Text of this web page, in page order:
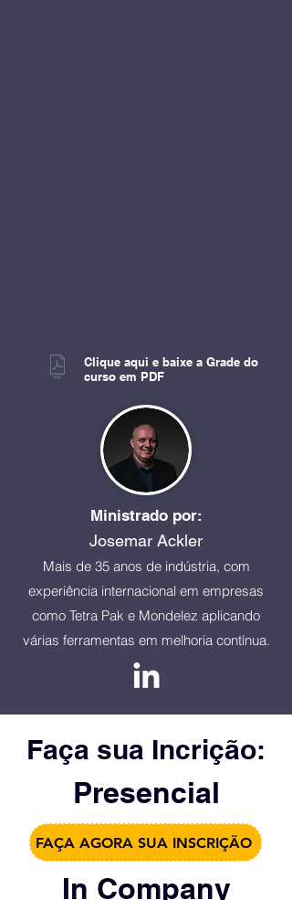
Clique aqui e baixe a Grade do
curso em PDF
Ministrado por:
Josemar Ackler
Mais de 35 anos de indústria, com
experiência internacional em empresas
como Tetra Pak e Mondelez aplicando
várias ferramentas em melhoria contínua.
Faça sua Incrição:
Presencial
FAÇA AGORA SUA INSCRIÇÃO
In Company